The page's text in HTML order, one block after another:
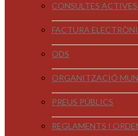
CONSULTES ACTIVES
FACTURA
ODS
ORGANITZACIÓ
PREUS PÚBLICS
REGLAMENTS I